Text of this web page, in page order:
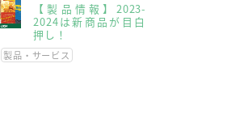
【製品情報】2023-
2024は新商品が目白
押し！
製品・サービス